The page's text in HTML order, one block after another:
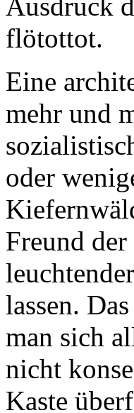
flötottot.
Eine
mehr und
oder
Freund
lassen.
man sich
nicht
Kaste